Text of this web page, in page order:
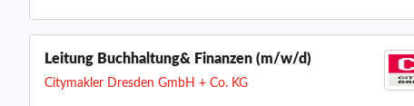
Leitung Buchhaltung& Finanzen (m/w/d)
Citymakler Dresden GmbH + Co. KG